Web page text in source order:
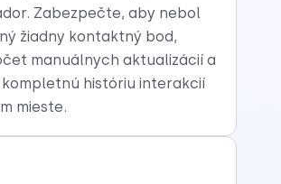
Zabezpečte, aby nebol
žiadny kontaktný bod,
manuálnych aktualizácií a
históriu interakcií
mieste.